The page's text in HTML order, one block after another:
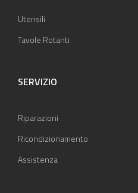
Utensili
Tavole Rotanti
SERVIZIO
Riparazioni
Ricondizionamento
Assistenza